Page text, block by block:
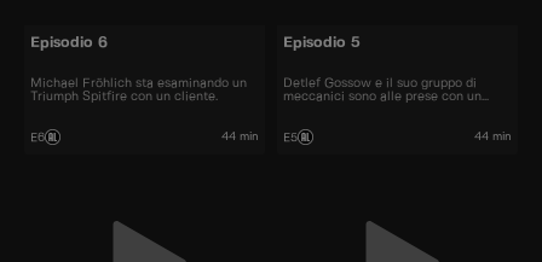
Episodio 6
Michael Fröhlich sta esaminando un
Triumph Spitfire con un cliente.
E6 44 min
Episodio 5
Detlef Gossow e il suo gruppo di
meccanici sono alle prese con un
E5 44 min